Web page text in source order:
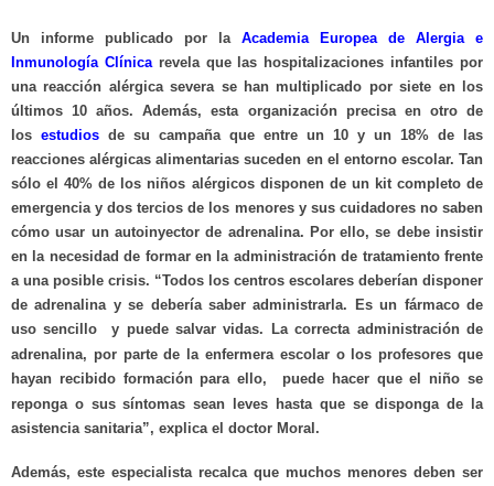
Un informe publicado por la Academia Europea de Alergia e
Inmunología Clínicarevela que las hospitalizaciones infantiles por
una reacción alérgica severa se han multiplicado por siete en los
últimos 10 años. Además, esta organización precisa en otro de
los estudios de su campaña que entre un 10 y un 18% de las
reacciones alérgicas alimentarias suceden en el entorno escolar. Tan
sólo el 40% de los niños alérgicos disponen de un kit completo de
emergencia y dos tercios de los menores y sus cuidadores no saben
cómo usar un autoinyector de adrenalina. Por ello, se debe insistir
en la necesidad de formar en la administración de tratamiento frente
a una posible crisis. “Todos los centros escolares deberían disponer
de adrenalina y se debería saber administrarla. Es un fármaco de
uso sencillo
y puede salvar vidas. La correcta administración de
adrenalina, por parte de la enfermera escolar o los profesores que
hayan recibido formación para ello,
puede hacer que el niño se
reponga o sus síntomas sean leves hasta que se disponga de la
asistencia sanitaria”, explica el doctor Moral.
Además, este especialista recalca que muchos menores deben ser